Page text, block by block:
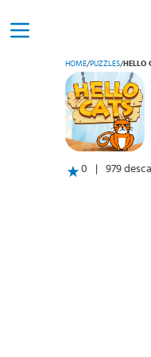
HOME/PUZZLES/ HELLO
0 979